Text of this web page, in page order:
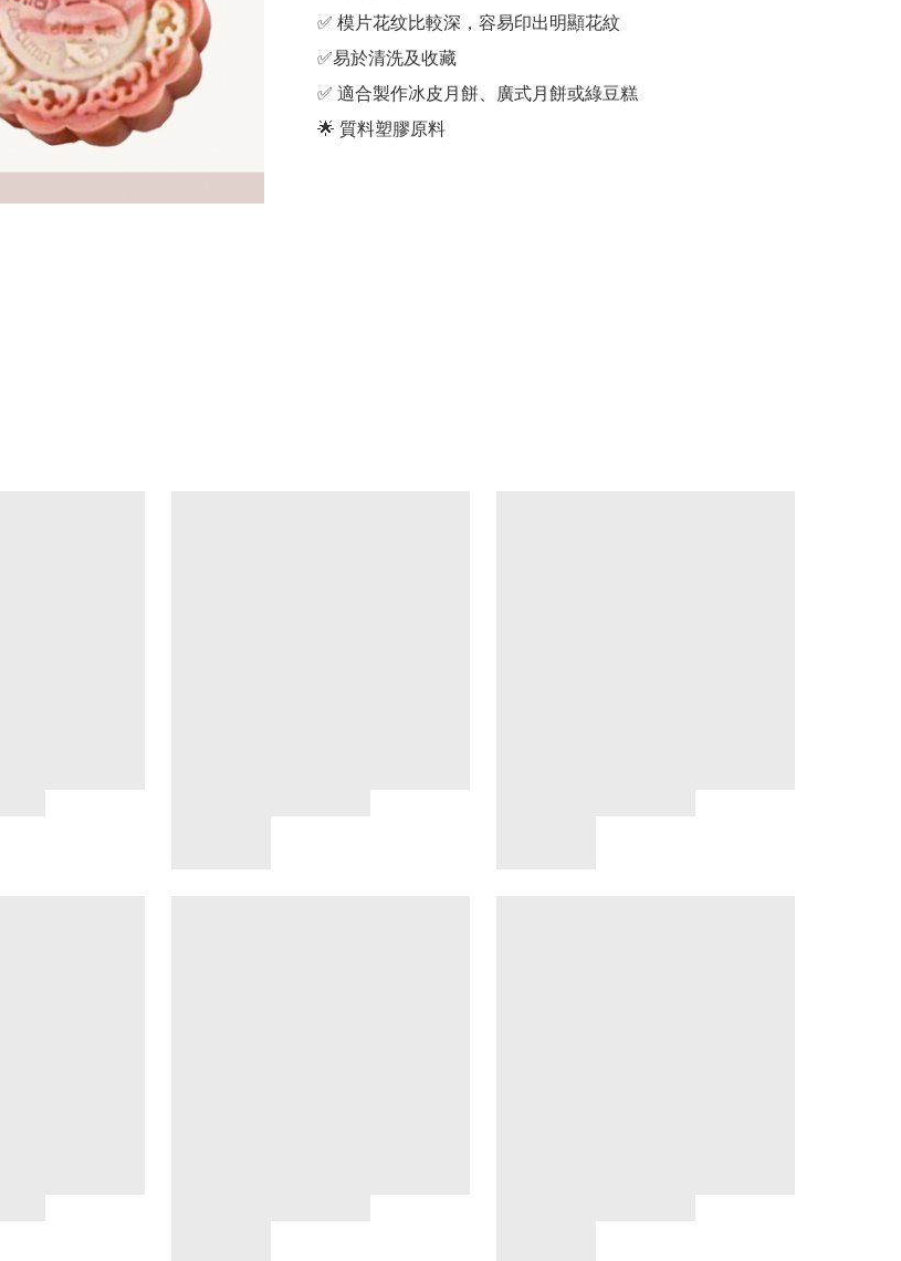
✅ 模片花纹比較深，容易印出明顯花紋
✅易於清洗及收藏
✅ 適合製作冰皮月餅、廣式月餅或綠豆糕